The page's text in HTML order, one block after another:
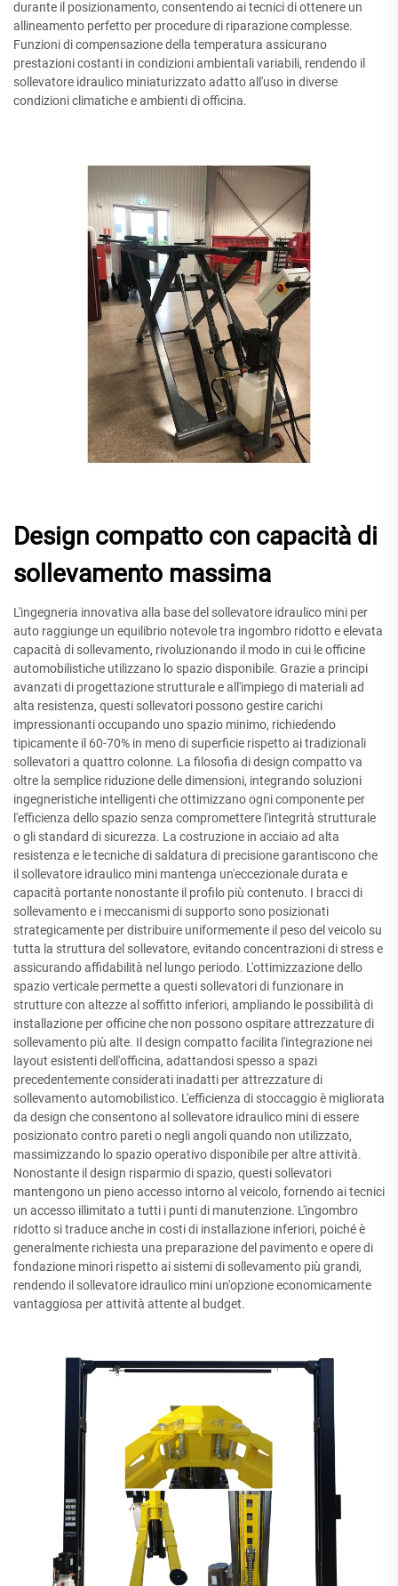
durante il posizionamento, consentendo ai tecnici di ottenere un
allineamento perfetto per procedure di riparazione complesse.
Funzioni di compensazione della temperatura assicurano
prestazioni costanti in condizioni ambientali variabili, rendendo il
sollevatore idraulico miniaturizzato adatto all'uso in diverse
condizioni climatiche e ambienti di officina.
Design compatto con capacità di
sollevamento massima
L'ingegneria innovativa alla base del sollevatore idraulico mini per
auto raggiunge un equilibrio notevole tra ingombro ridotto e elevata
capacità di sollevamento, rivoluzionando il modo in cui le officine
automobilistiche utilizzano lo spazio disponibile. Grazie a principi
avanzati di progettazione strutturale e all'impiego di materiali ad
alta resistenza, questi sollevatori possono gestire carichi
impressionanti occupando uno spazio minimo, richiedendo
tipicamente il 60-70% in meno di superficie rispetto ai tradizionali
sollevatori a quattro colonne. La filosofia di design compatto va
oltre la semplice riduzione delle dimensioni, integrando soluzioni
ingegneristiche intelligenti che ottimizzano ogni componente per
l'efficienza dello spazio senza compromettere l'integrità strutturale
o gli standard di sicurezza. La costruzione in acciaio ad alta
resistenza e le tecniche di saldatura di precisione garantiscono che
il sollevatore idraulico mini mantenga un'eccezionale durata e
capacità portante nonostante il profilo più contenuto. I bracci di
sollevamento e i meccanismi di supporto sono posizionati
strategicamente per distribuire uniformemente il peso del veicolo su
tutta la struttura del sollevatore, evitando concentrazioni di stress e
assicurando affidabilità nel lungo periodo. L'ottimizzazione dello
spazio verticale permette a questi sollevatori di funzionare in
strutture con altezze al soffitto inferiori, ampliando le possibilità di
installazione per officine che non possono ospitare attrezzature di
sollevamento più alte. Il design compatto facilita l'integrazione nei
layout esistenti dell'officina, adattandosi spesso a spazi
precedentemente considerati inadatti per attrezzature di
sollevamento automobilistico. L'efficienza di stoccaggio è migliorata
da design che consentono al sollevatore idraulico mini di essere
posizionato contro pareti o negli angoli quando non utilizzato,
massimizzando lo spazio operativo disponibile per altre attività.
Nonostante il design risparmio di spazio, questi sollevatori
mantengono un pieno accesso intorno al veicolo, fornendo ai tecnici
un accesso illimitato a tutti i punti di manutenzione. L'ingombro
ridotto si traduce anche in costi di installazione inferiori, poiché è
generalmente richiesta una preparazione del pavimento e opere di
fondazione minori rispetto ai sistemi di sollevamento più grandi,
rendendo il sollevatore idraulico mini un'opzione economicamente
vantaggiosa per attività attente al budget.